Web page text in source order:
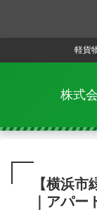
軽貨
株式
【横浜
｜アパ